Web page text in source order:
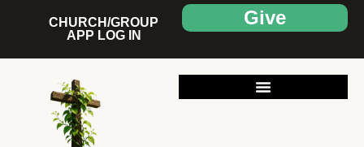
Give
CHURCH/GROUP
APP LOG IN